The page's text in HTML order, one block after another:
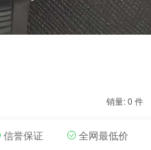
销量: 0 件
信誉保证 全网最低价